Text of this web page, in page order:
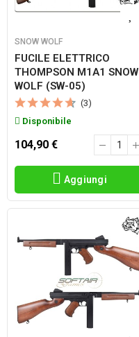
SNOW WOLF
FUCILE ELETTRICO
THOMPSON M1A1 SNOW
WOLF (SW-05)
(3)
Disponibile
104,90 €
Aggiungi